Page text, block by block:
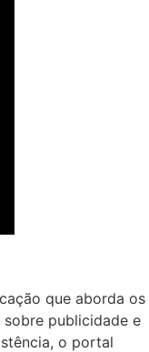
que aborda os
sobre publicidade e
o portal